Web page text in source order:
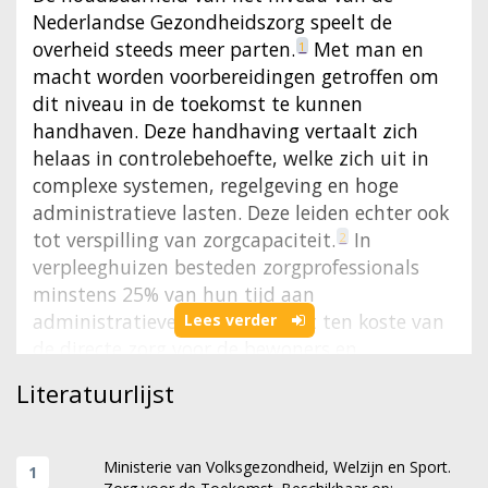
Lees verder
Nederlandse Gezondheidszorg speelt de
overheid steeds meer parten. 1
Met man en
macht worden voorbereidingen getroffen om
dit niveau in de toekomst te kunnen
handhaven. Deze handhaving vertaalt zich
helaas in controlebehoefte, welke zich uit in
complexe systemen, regelgeving en hoge
administratieve lasten. Deze leiden echter ook
tot verspilling van zorgcapaciteit. 2 In
verpleeghuizen besteden zorgprofessionals
minstens 25% van hun tijd aan
administratieve taken. Dit gaat ten koste van
nemen tevens zorgkosten en wachtlijsten toe
ons inziens om innovatie en afdoende
Literatuurlijst
Ministerie van Volksgezondheid, Welzijn en Sport.